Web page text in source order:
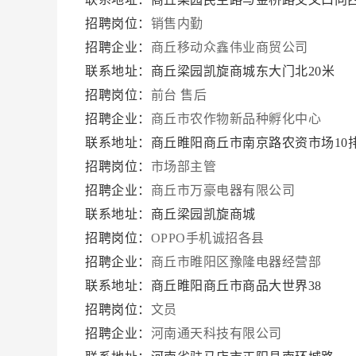
招聘岗位： 销售内勤
招聘企业： 商丘移动众鑫伟业商贸公司
联系地址：商丘梁园凯旋商城东大门北20米
招聘岗位： 前台 售后
招聘企业： 商丘市农作物新品种孵化中心
联系地址：商丘睢阳商丘市南京路农资市场10
招聘岗位： 市场部主管
招聘企业： 商丘市万豪电器有限公司
联系地址：商丘梁园凯旋商城
招聘岗位： OPPO手机诚招各县
招聘企业： 商丘市睢阳区豫隆电器经营部
联系地址：商丘睢阳商丘市商品大世界38
招聘岗位： 文员
招聘企业： 河南通天科技有限公司